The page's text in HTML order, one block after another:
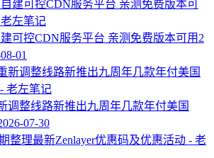
可控CDN服务平台 亲测免费版本可用2
01
调整线路新推出九周年几款年付美国
07-30